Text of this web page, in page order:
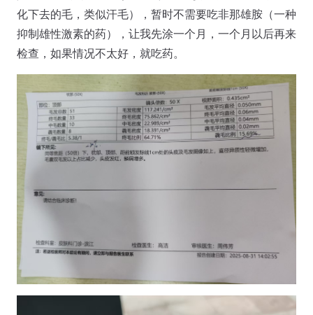
化下去的毛，类似汗毛），暂时不需要吃非那雄胺（一种
抑制雄性激素的药），让我先涂一个月，一个月以后再来
检查，如果情况不太好，就吃药。